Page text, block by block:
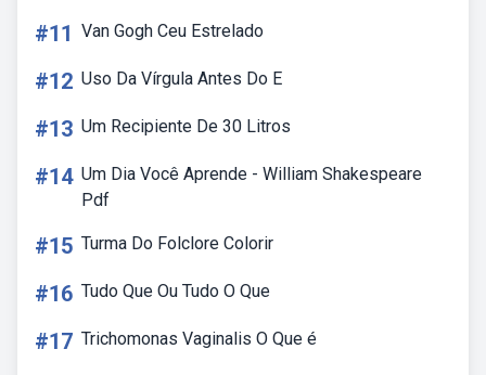
#11 Van Gogh Ceu Estrelado
#12 Uso Da Vírgula Antes Do E
#13 Um Recipiente De 30 Litros
#14 Um Dia Você Aprende - William Shakespeare
Pdf
#15 Turma Do Folclore Colorir
#16 Tudo Que Ou Tudo O Que
#17 Trichomonas Vaginalis O Que é